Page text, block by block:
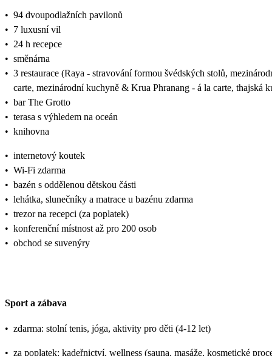
• 94 dvoupodlažních pavilonů
• 7 luxusní vil
• 24 h recepce
• směnárna
• 3 restaurace (Raya - stravování formou švédských stolů,
carte, mezinárodní kuchyně & Krua Phranang - á la carte, thajská
• bar The Grotto
• terasa s výhledem na oceán
• knihovna
• internetový koutek
• Wi-Fi zdarma
• bazén s oddělenou dětskou části
• lehátka, slunečníky a matrace u bazénu zdarma
• trezor na recepci (za poplatek)
• konferenční místnost až pro 200 osob
• obchod se suvenýry
Sport a zábava
• zdarma: stolní tenis, jóga, aktivity pro děti (4-12 let)
• za poplatek: kadeřnictví, wellness (sauna, masáže, kosmetické